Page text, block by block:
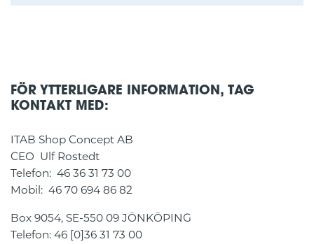
FÖR YTTERLIGARE INFORMATION, TAG
KONTAKT MED:
ITAB Shop Concept AB
CEO Ulf Rostedt
Telefon: 46 36 31 73 00
Mobil: 46 70 694 86 82
Box 9054, SE-550 09 JÖNKÖPING
Telefon: 46 [0]36 31 73 00